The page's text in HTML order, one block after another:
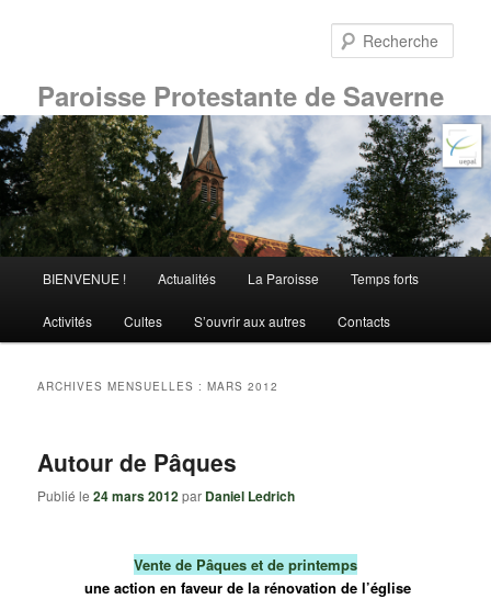
Paroisse Protestante de Saverne
principal
BIENVENUE ! Actualités La Paroisse Temps forts
Activités Cultes S’ouvrir aux autres Contacts
ARCHIVES MENSUELLES :MARS 2012
Autour de Pâques
Publié le24 mars 2012par Daniel Ledrich
Vente de Pâques et de printemps
une action en faveur de la rénovation de l’église